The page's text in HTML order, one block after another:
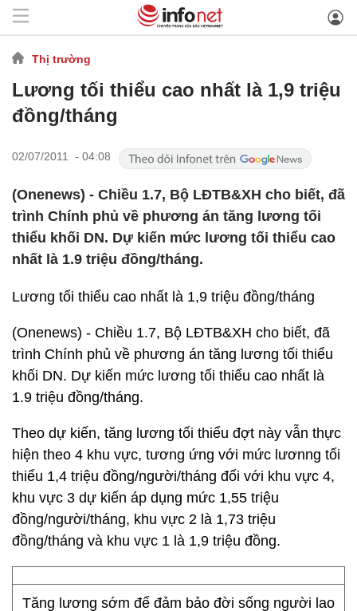
Thị trường
Lương tối thiểu cao nhất là 1,9 triệu
đồng/tháng
02/07/2011 - 04:08
(Onenews) - Chiều 1.7, Bộ LĐTB&XH cho biết, đã
trình Chính phủ về phương án tăng lương tối
thiểu khối DN. Dự kiến mức lương tối thiểu cao
nhất là 1.9 triệu đồng/tháng.
Lương tối thiểu cao nhất là 1,9 triệu đồng/tháng
(Onenews) - Chiều 1.7, Bộ LĐTB&XH cho biết, đã
trình Chính phủ về phương án tăng lương tối thiểu
khối DN. Dự kiến mức lương tối thiểu cao nhất là
1.9 triệu đồng/tháng.
Theo dự kiến, tăng lương tối thiểu đợt này vẫn thực
hiện theo 4 khu vực, tương ứng với mức lươnng tối
thiểu 1,4 triệu đồng/người/tháng đối với khu vực 4,
khu vực 3 dự kiến áp dụng mức 1,55 triệu
đồng/người/tháng, khu vực 2 là 1,73 triệu
đồng/tháng và khu vực 1 là 1,9 triệu đồng.
Tăng lương sớm để đảm bảo đời sống người lao